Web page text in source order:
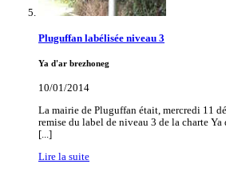
Pluguffan labélisée niveau 3
Ya d'ar brezhoneg
10/01/2014
La mairie de Pluguffan était, mercredi 11
remise du label de niveau 3 de la charte Ya
[...]
Lire la suite